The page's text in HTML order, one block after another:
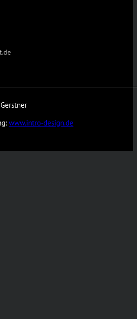
www.intro-design.de